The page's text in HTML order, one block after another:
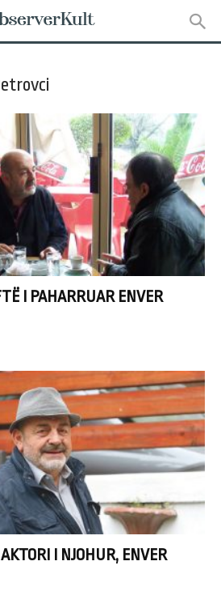
I PAHARRUAR ENVER
I NJOHUR, ENVER